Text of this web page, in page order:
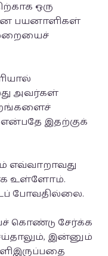
ஒரு
பயனாளிகள்
அவர்கள்
இதற்குக்
உள்ளோம்.
போவதில்லை.
கொண்டு சேர்க்க
இன்னும்